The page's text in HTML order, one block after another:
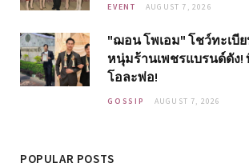
EVENT AUGUST 7, 2026
"ฌอน โพเอม" โชว์ทะเบี
หนุ่มร้านเพชรแบรนด์ดัง!
โอละพ่อ!
GOSSIP AUGUST 7, 2026
POPULAR POSTS